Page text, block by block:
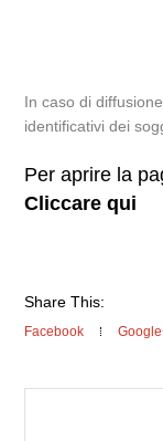
In caso di
identificativi dei
Per aprire la
Cliccare qui
Share This:
Facebook